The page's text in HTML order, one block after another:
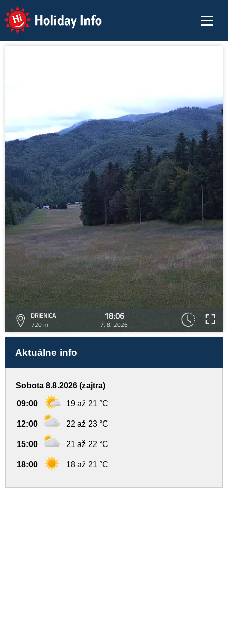
Holiday Info
DRIENICA
720 m
18:06
7. 8. 2026
Aktuálne info
Sobota 8.8.2026 (zajtra)
09:00 19 až 21 °C
12:00 22 až 23 °C
15:00 21 až 22 °C
18:00 18 až 21 °C